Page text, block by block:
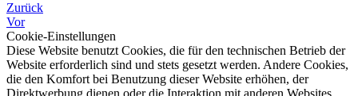
Zurück
Vor
Cookie-Einstellungen
Diese Website benutzt Cookies, die für den technischen Betrieb der
Website erforderlich sind und stets gesetzt werden. Andere Cookies,
die den Komfort bei Benutzung dieser Website erhöhen, der
Direktwerbung dienen oder die Interaktion mit anderen Websites